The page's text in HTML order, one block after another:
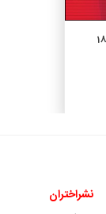
نشراختران